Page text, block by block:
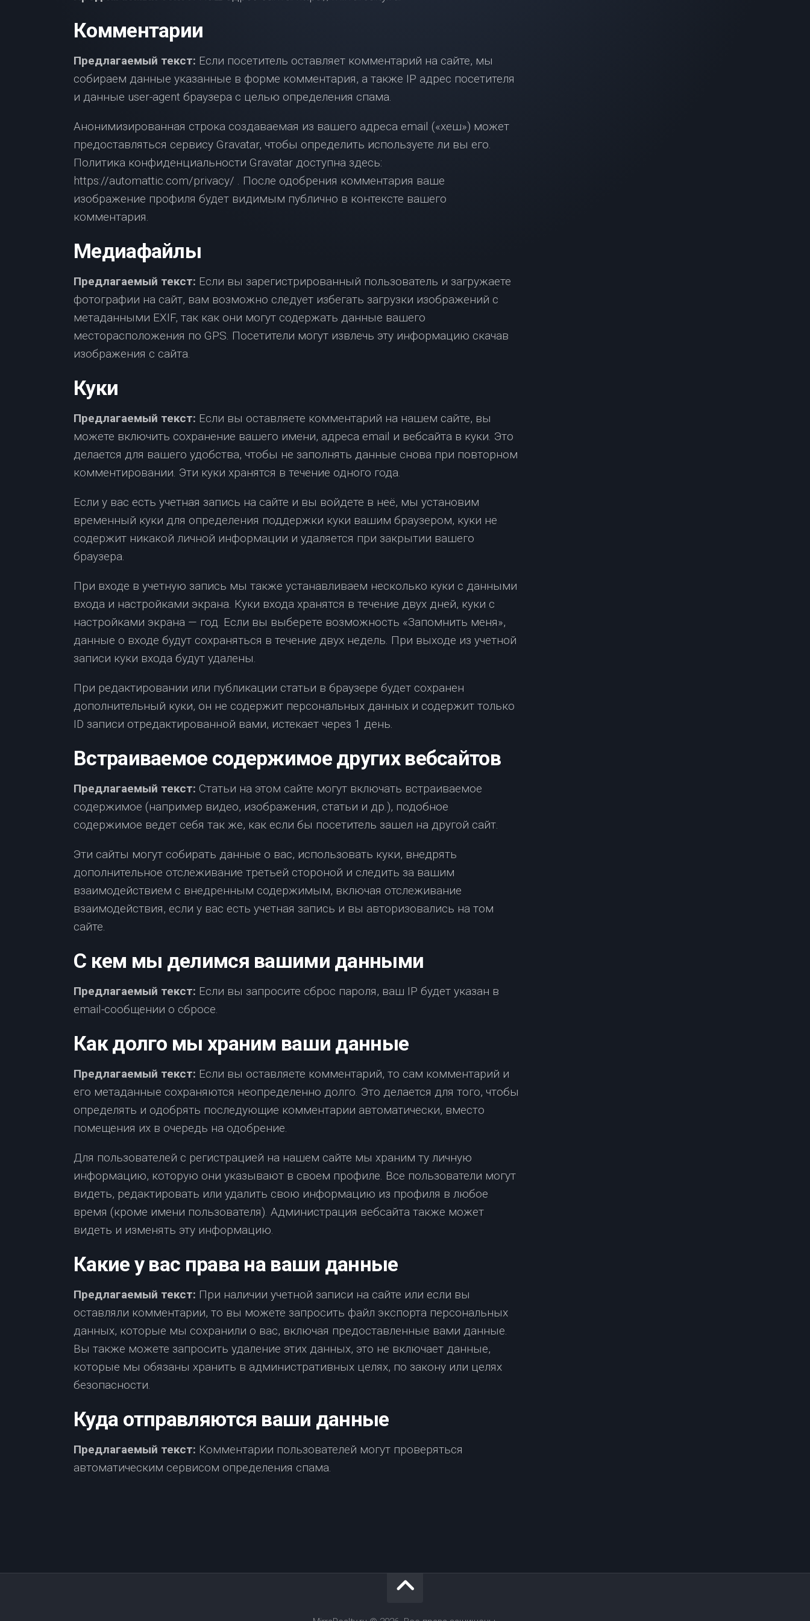
ЗАРПЛАТОЙ?
ОТЧАИВАЙТЕСЬ,
РЕШЕНИЕ!
ИПОТЕКА
В
МОСКВЕ:
ЧТО
НУЖНО
Комментарии
Предлагаемый текст: Если посетитель оставляет комментарий на сайте, мы
собираем данные указанные в форме комментария, а также IP адрес посетителя
и данные user-agent браузера с целью определения спама.
Анонимизированная строка создаваемая из вашего адреса email («хеш») может
предоставляться сервису Gravatar, чтобы определить используете ли вы его.
Политика конфиденциальности Gravatar доступна здесь:
https://automattic.com/privacy/ . После одобрения комментария ваше
изображение профиля будет видимым публично в контексте вашего
комментария.
Медиафайлы
Предлагаемый текст: Если вы зарегистрированный пользователь и загружаете
фотографии на сайт, вам возможно следует избегать загрузки изображений с
метаданными EXIF, так как они могут содержать данные вашего
месторасположения по GPS. Посетители могут извлечь эту информацию скачав
изображения с сайта.
Куки
Предлагаемый текст: Если вы оставляете комментарий на нашем сайте, вы
можете включить сохранение вашего имени, адреса email и вебсайта в куки. Это
делается для вашего удобства, чтобы не заполнять данные снова при повторном
комментировании. Эти куки хранятся в течение одного года.
Если у вас есть учетная запись на сайте и вы войдете в неё, мы установим
временный куки для определения поддержки куки вашим браузером, куки не
содержит никакой личной информации и удаляется при закрытии вашего
браузера.
При входе в учетную запись мы также устанавливаем несколько куки с данными
входа и настройками экрана. Куки входа хранятся в течение двух дней, куки с
настройками экрана — год. Если вы выберете возможность «Запомнить меня»,
данные о входе будут сохраняться в течение двух недель. При выходе из учетной
записи куки входа будут удалены.
При редактировании или публикации статьи в браузере будет сохранен
дополнительный куки, он не содержит персональных данных и содержит только
ID записи отредактированной вами, истекает через 1 день.
Встраиваемое содержимое других вебсайтов
Предлагаемый текст: Статьи на этом сайте могут включать встраиваемое
содержимое (например видео, изображения, статьи и др.), подобное
содержимое ведет себя так же, как если бы посетитель зашел на другой сайт.
Эти сайты могут собирать данные о вас, использовать куки, внедрять
дополнительное отслеживание третьей стороной и следить за вашим
взаимодействием с внедренным содержимым, включая отслеживание
взаимодействия, если у вас есть учетная запись и вы авторизовались на том
сайте.
С кем мы делимся вашими данными
Предлагаемый текст: Если вы запросите сброс пароля, ваш IP будет указан в
email-сообщении о сбросе.
Как долго мы храним ваши данные
Предлагаемый текст: Если вы оставляете комментарий, то сам комментарий и
его метаданные сохраняются неопределенно долго. Это делается для того, чтобы
определять и одобрять последующие комментарии автоматически, вместо
помещения их в очередь на одобрение.
Для пользователей с регистрацией на нашем сайте мы храним ту личную
информацию, которую они указывают в своем профиле. Все пользователи могут
видеть, редактировать или удалить свою информацию из профиля в любое
время (кроме имени пользователя). Администрация вебсайта также может
видеть и изменять эту информацию.
Какие у вас права на ваши данные
Предлагаемый текст: При наличии учетной записи на сайте или если вы
оставляли комментарии, то вы можете запросить файл экспорта персональных
данных, которые мы сохранили о вас, включая предоставленные вами данные.
Вы также можете запросить удаление этих данных, это не включает данные,
которые мы обязаны хранить в административных целях, по закону или целях
безопасности.
Куда отправляются ваши данные
Предлагаемый текст: Комментарии пользователей могут проверяться
автоматическим сервисом определения спама.